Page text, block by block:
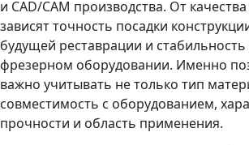
и CAD/CAM производства. От
зависят точность посадки
будущей реставрации и
фрезерном оборудовании. Именно
важно учитывать не только тип
совместимость с оборудованием,
прочности и область применения.